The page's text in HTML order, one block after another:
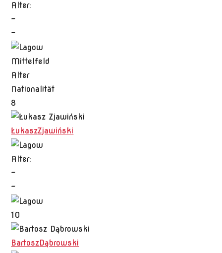
Alter:
-
-
Mittelfeld
Alter
Nationalität
8
ŁukaszZjawiński
Alter:
-
-
10
BartoszDąbrowski